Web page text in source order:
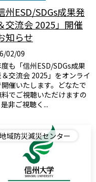
州ESD/SDGs成果発
交流会 2025」開催
知らせ
02/09
も「信州ESD/SDGs成果
交流会 2025」をオンライ
開催いたします。どなたで
料でご視聴いただけますの
非ご視聴く...
地域防災減災センター